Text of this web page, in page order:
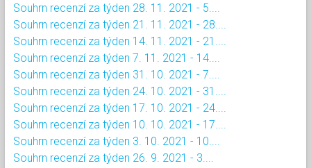
Souhrn recenzí za týden 28. 11. 2021 - 5....
Souhrn recenzí za týden 21. 11. 2021 - 28....
Souhrn recenzí za týden 14. 11. 2021 - 21....
Souhrn recenzí za týden 7. 11. 2021 - 14....
Souhrn recenzí za týden 31. 10. 2021 - 7....
Souhrn recenzí za týden 24. 10. 2021 - 31....
Souhrn recenzí za týden 17. 10. 2021 - 24....
Souhrn recenzí za týden 10. 10. 2021 - 17....
Souhrn recenzí za týden 3. 10. 2021 - 10....
Souhrn recenzí za týden 26. 9. 2021 - 3....